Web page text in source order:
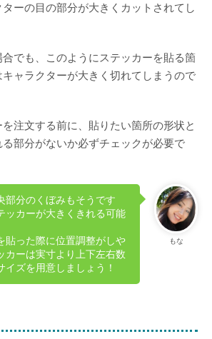
ーの目の部分が大きくカットされてし
合でも、このようにステッカーを貼る箇
ャラクターが大きく切れてしまうので
注文する前に、貼りたい箇所の形状と
る部分がないか必ずチェックが必要で
もな
部分のくぼみもそうです
ッカーが大きくきれる可能
貼った際に位置調整がしや
カーは実寸より上下左右数
イズを用意しましょう！